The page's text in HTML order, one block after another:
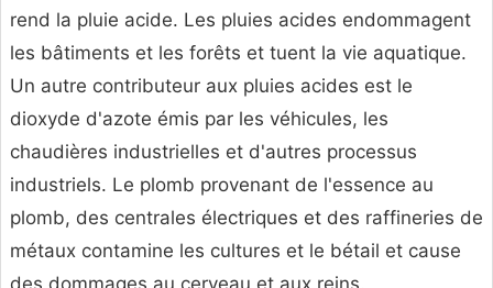
rend la pluie acide. Les pluies acides endommagent
les bâtiments et les forêts et tuent la vie aquatique.
Un autre contributeur aux pluies acides est le
dioxyde d'azote émis par les véhicules, les
chaudières industrielles et d'autres processus
industriels. Le plomb provenant de l'essence au
plomb, des centrales électriques et des raffineries de
métaux contamine les cultures et le bétail et cause